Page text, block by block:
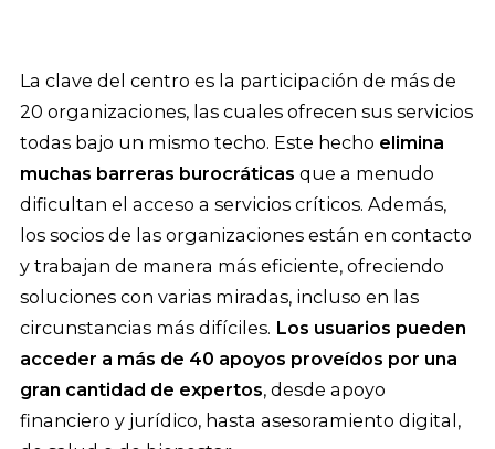
La clave del centro es la participación de más de
20 organizaciones, las cuales ofrecen sus servicios
todas bajo un mismo techo. Este hecho elimina
muchas barreras burocráticas que a menudo
dificultan el acceso a servicios críticos. Además,
los socios de las organizaciones están en contacto
y trabajan de manera más eficiente, ofreciendo
soluciones con varias miradas, incluso en las
circunstancias más difíciles. Los usuarios pueden
acceder a más de 40 apoyos proveídos por una
gran cantidad de expertos, desde apoyo
financiero y jurídico, hasta asesoramiento digital,